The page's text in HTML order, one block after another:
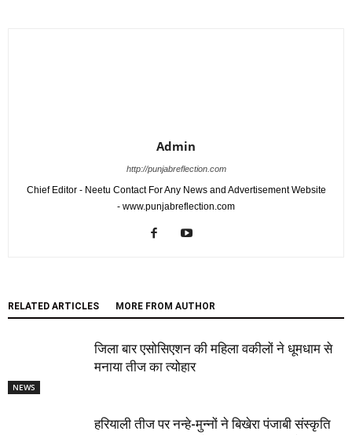
Admin
http://punjabreflection.com
Chief Editor - Neetu Contact For Any News and Advertisement Website
- www.punjabreflection.com
RELATED ARTICLES MORE FROM AUTHOR
NEWS
जिला बार एसोसिएशन की महिला वकीलों ने धूमधाम से
मनाया तीज का त्योहार
हरियाली तीज पर नन्हे-मुन्नों ने बिखेरा पंजाबी संस्कृति